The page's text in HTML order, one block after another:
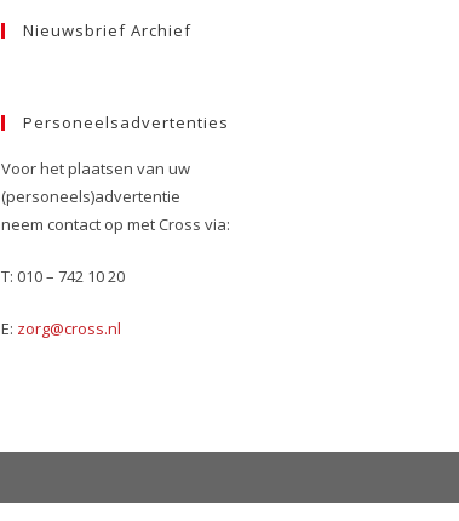
Nieuwsbrief Archief
Personeelsadvertenties
Voor het plaatsen van uw
(personeels)advertentie
neem contact op met Cross via:
T: 010 – 742 10 20
E: zorg@cross.nl